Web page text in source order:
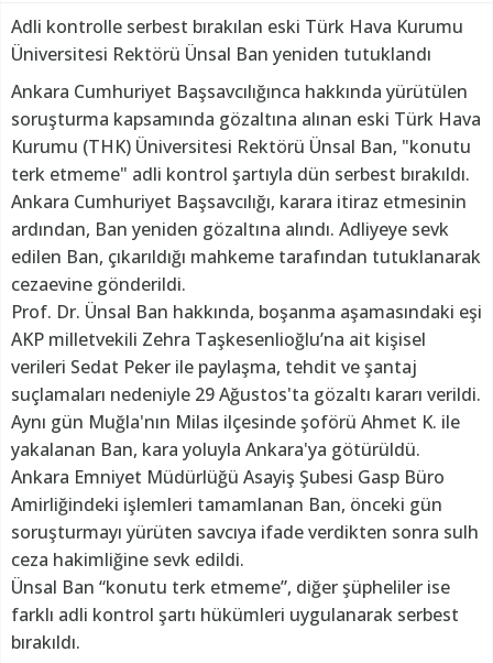
Adli kontrolle serbest bırakılan eski Türk Hava Kurumu
Üniversitesi Rektörü Ünsal Ban yeniden tutuklandı
Ankara Cumhuriyet Başsavcılığınca hakkında yürütülen
soruşturma kapsamında gözaltına alınan eski Türk Hava
Kurumu (THK) Üniversitesi Rektörü Ünsal Ban, "konutu
terk etmeme" adli kontrol şartıyla dün serbest bırakıldı.
Ankara Cumhuriyet Başsavcılığı, karara itiraz etmesinin
ardından, Ban yeniden gözaltına alındı. Adliyeye sevk
edilen Ban, çıkarıldığı mahkeme tarafından tutuklanarak
cezaevine gönderildi.
Prof. Dr. Ünsal Ban hakkında, boşanma aşamasındaki eşi
AKP milletvekili Zehra Taşkesenlioğlu’na ait kişisel
verileri Sedat Peker ile paylaşma, tehdit ve şantaj
suçlamaları nedeniyle 29 Ağustos'ta gözaltı kararı verildi.
Aynı gün Muğla'nın Milas ilçesinde şoförü Ahmet K. ile
yakalanan Ban, kara yoluyla Ankara'ya götürüldü.
Ankara Emniyet Müdürlüğü Asayiş Şubesi Gasp Büro
Amirliğindeki işlemleri tamamlanan Ban, önceki gün
soruşturmayı yürüten savcıya ifade verdikten sonra sulh
ceza hakimliğine sevk edildi.
Ünsal Ban “konutu terk etmeme”, diğer şüpheliler ise
farklı adli kontrol şartı hükümleri uygulanarak serbest
bırakıldı.